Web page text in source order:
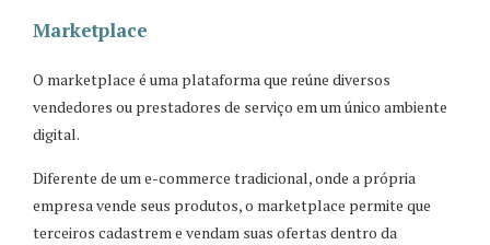
Marketplace
O marketplace é uma plataforma que reúne diversos
vendedores ou prestadores de serviço em um único ambiente
digital.
Diferente de um e-commerce tradicional, onde a própria
empresa vende seus produtos, o marketplace permite que
terceiros cadastrem e vendam suas ofertas dentro da